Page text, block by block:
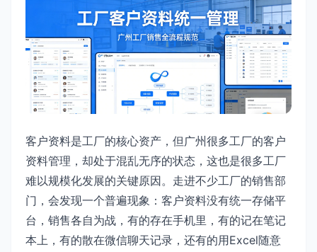
客户资料是工厂的核心资产，但广州很多工厂的客户
资料管理，却处于混乱无序的状态，这也是很多工厂
难以规模化发展的关键原因。走进不少工厂的销售部
门，会发现一个普遍现象：客户资料没有统一存储平
台，销售各自为战，有的存在手机里，有的记在笔记
本上，有的散在微信聊天记录，还有的用Excel随意